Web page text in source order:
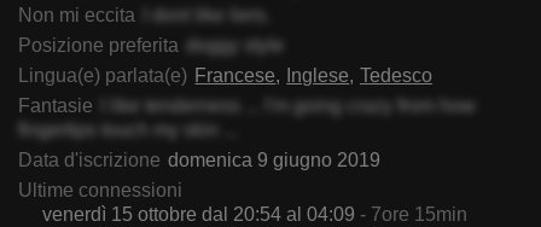
Non mi eccita
I dont like liers.
Posizione preferita
doggy style
Lingua(e) parlata(e) Francese Inglese Tedesco
Fantasie
I like tenderness ... I'm going crazy from how
fingertips touch my skin ...
Data d'iscrizione domenica 9 giugno 2019
Ultime connessioni
venerdì 15 ottobre dal 20:54 al 04:09 - 7ore 15min